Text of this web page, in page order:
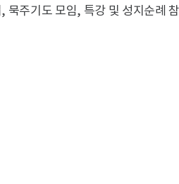
주기도 모임, 특강 및 성지순례